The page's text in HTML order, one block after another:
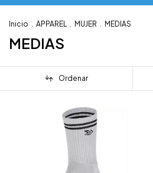
Inicio APPAREL MUJER MEDIAS
MEDIAS
Ordenar